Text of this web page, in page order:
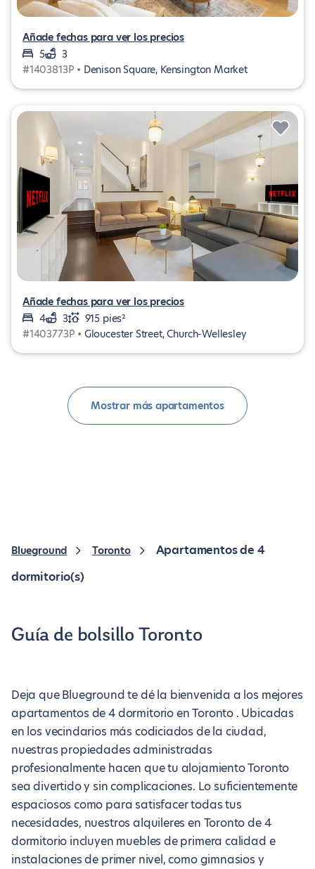
Añade fechas para ver los precios
5
3
#1403813P • Denison Square, Kensington Market
Añade fechas para ver los precios
4
3
915 pies²
#1403773P • Gloucester Street, Church-Wellesley
Mostrar más apartamentos
Blueground Toronto
Apartamentos de 4
dormitorio(s)
Guía de bolsillo Toronto
Deja que Blueground te dé la bienvenida a los mejores
apartamentos de 4 dormitorio en Toronto . Ubicadas
en los vecindarios más codiciados de la ciudad,
nuestras propiedades administradas
profesionalmente hacen que tu alojamiento Toronto
sea divertido y sin complicaciones. Lo suficientemente
espaciosos como para satisfacer todas tus
necesidades, nuestros alquileres en Toronto de 4
dormitorio incluyen muebles de primera calidad e
instalaciones de primer nivel, como gimnasios y